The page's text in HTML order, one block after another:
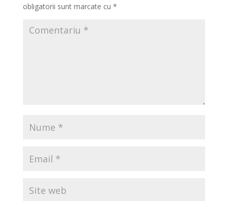
obligatorii sunt marcate cu *